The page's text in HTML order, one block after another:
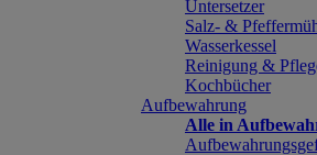
Untersetzer
Salz- &
Wasserkessel
Reinigung &
Kochbücher
Aufbewahrung
Alle in